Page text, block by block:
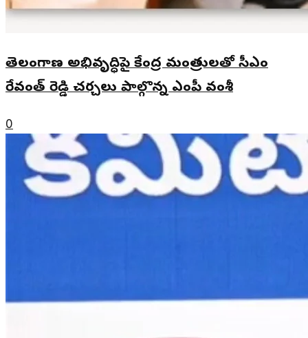
తెలంగాణ అభివృద్ధిపై కేంద్ర మంత్రులతో సీఎం
రేవంత్ రెడ్డి చర్చలు పాల్గొన్న ఎంపీ వంశీ
0